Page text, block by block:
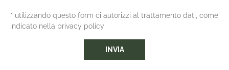
* utilizzando questo form ci autorizzi al trattamento dati, come
indicato nella privacy policy